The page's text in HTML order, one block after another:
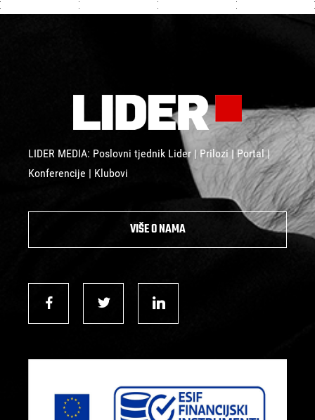
LIDER MEDIA: Poslovni tjednik Lider | Prilozi | Portal |
Konferencije | Klubovi
VIŠE O NAMA